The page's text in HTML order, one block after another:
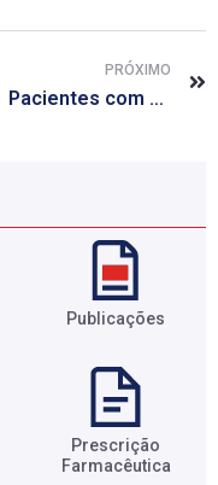
PRÓXIMO
Pacientes com HIV passam a ter acesso a remédio ‘3 em 1’ pelo SUS
Publicações
Prescrição
Farmacêutica​